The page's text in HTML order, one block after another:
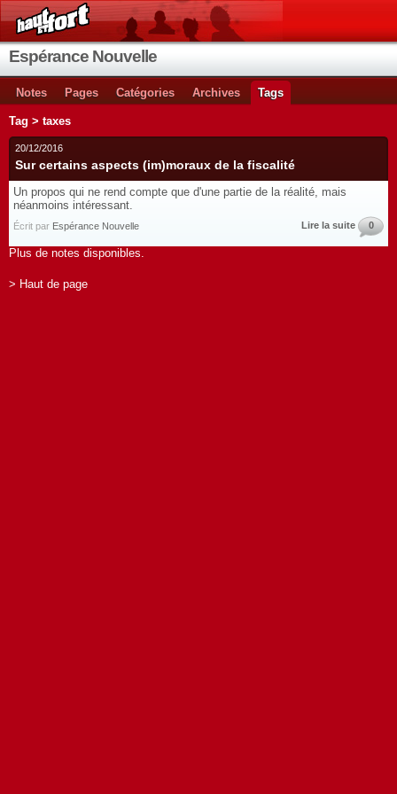
Espérance Nouvelle
Notes Pages Catégories Archives Tags
Tag > taxes
20/12/2016
Sur certains aspects (im)moraux de la fiscalité
Un propos qui ne rend compte que d'une partie de la réalité, mais
néanmoins intéressant.
Écrit par Espérance Nouvelle Lire la suite 0
Plus de notes disponibles.
> Haut de page